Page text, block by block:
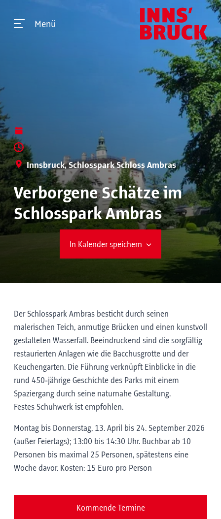
Menü
Innsbruck, Schlosspark Schloss Ambras
Verborgene Schätze im
Schlosspark Ambras
In Kalender speichern
Der Schlosspark Ambras besticht durch seinen
malerischen Teich, anmutige Brücken und einen kunstvoll
gestalteten Wasserfall. Beeindruckend sind die sorgfältig
restaurierten Anlagen wie die Bacchusgrotte und der
Keuchengarten. Die Führung verknüpft Einblicke in die
rund 450‑jährige Geschichte des Parks mit einem
Spaziergang durch seine naturnahe Gestaltung.
Festes Schuhwerk ist empfohlen.
Montag bis Donnerstag, 13. April bis 24. September 2026
(außer Feiertags); 13:00 bis 14:30 Uhr. Buchbar ab 10
Personen bis maximal 25 Personen, spätestens eine
Woche davor. Kosten: 15 Euro pro Person
Kommende Termine